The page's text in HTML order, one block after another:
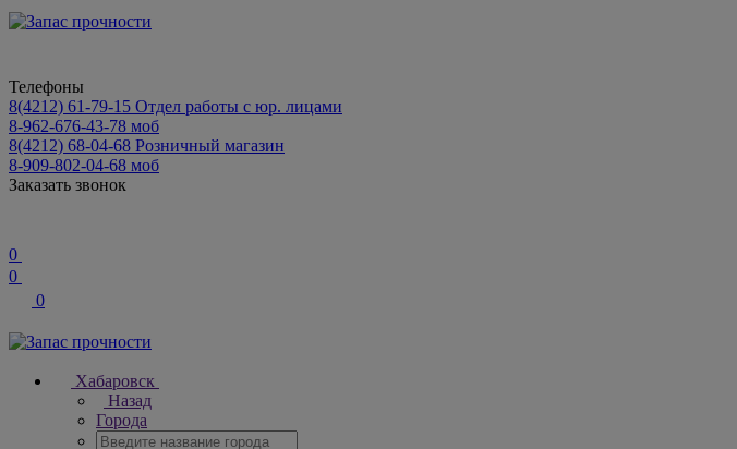
Телефоны
8(4212) 61-79-15 Отдел работы с юр. лицами
8-962-676-43-78 моб
8(4212) 68-04-68 Розничный магазин
8-909-802-04-68 моб
Заказать звонок
0
0
0
Хабаровск
Назад
Города